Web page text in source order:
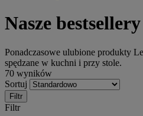
Nasze bestsellery
Ponadczasowe ulubione produkty
spędzane w kuchni i przy stole.
70 wyników
Sortuj
Filtr
Filtr